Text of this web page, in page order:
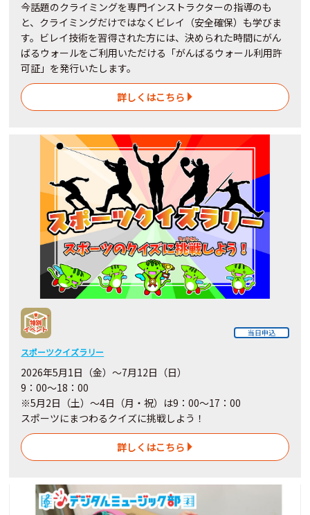
今話題のクライミングを専門インストラクターの指導のも
と、クライミングだけではなくビレイ（安全確保）も学びま
す。ビレイ技術を習得された方には、決められた時間にがん
ばるウォールをご利用いただける「がんばるウォール利用許
可証」を発行いたします。
詳しくはこちら
当日申込
スポーツクイズラリー
2026年5月1日（金）～7月12日（日）
9：00～18：00
※5月2日（土）～4日 （月・祝） は9：00～17：00
スポーツにまつわるクイズに挑戦しよう！
詳しくはこちら